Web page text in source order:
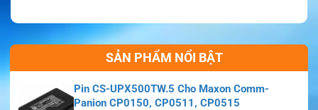
SẢN PHẨM NỔI BẬT
Pin CS-UPX500TW.5 Cho Maxon Comm-
Panion CP0150, CP0511, CP0515